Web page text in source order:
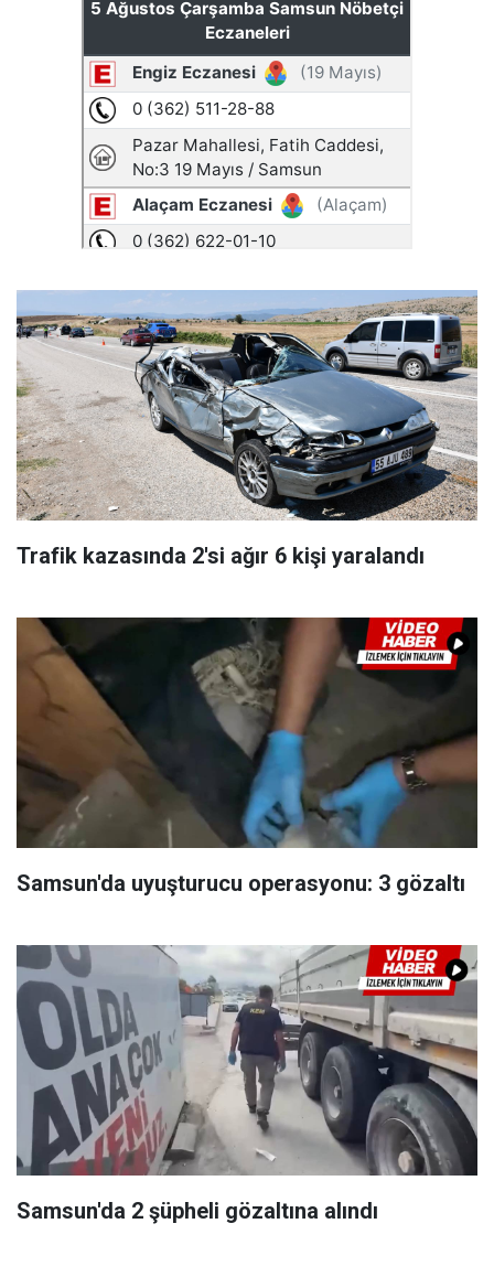
Trafik kazasında 2'si ağır 6 kişi yaralandı
Samsun'da uyuşturucu operasyonu: 3 gözaltı
Samsun'da 2 şüpheli gözaltına alındı